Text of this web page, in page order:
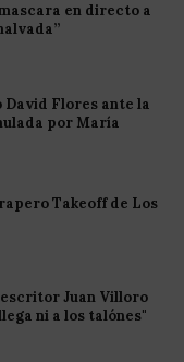
en directo a
Flores ante la
por María
Takeoff de Los
Juan Villoro
ni a los talónes"